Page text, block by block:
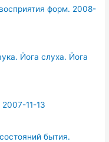
форм. 2008-
Йога слуха. Йога
11-13
бытия.